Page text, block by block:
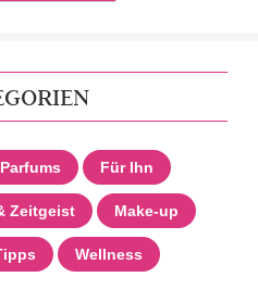
Für Ihn
Zeitgeist Make-up
Wellness